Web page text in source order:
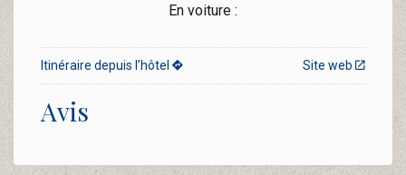
En voiture :
Site web
Itinéraire depuis l’hôtel
Avis